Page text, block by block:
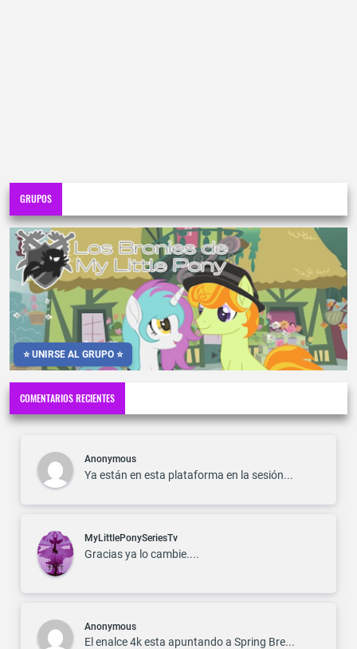
GRUPOS
⭐ UNIRSE AL GRUPO ⭐
COMENTARIOS RECIENTES
Anonymous
Ya están en esta plataforma en la sesión...
MyLittlePonySeriesTv
Gracias ya lo cambie....
Anonymous
El enalce 4k esta apuntando a Spring Bre...